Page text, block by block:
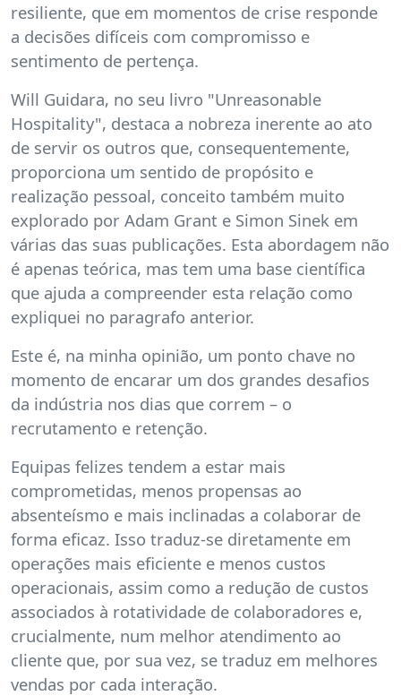
resiliente, que em momentos de crise responde
a decisões difíceis com compromisso e
sentimento de pertença.
Will Guidara, no seu livro "Unreasonable
Hospitality", destaca a nobreza inerente ao ato
de servir os outros que, consequentemente,
proporciona um sentido de propósito e
realização pessoal, conceito também muito
explorado por Adam Grant e Simon Sinek em
várias das suas publicações. Esta abordagem não
é apenas teórica, mas tem uma base científica
que ajuda a compreender esta relação como
expliquei no paragrafo anterior.
Este é, na minha opinião, um ponto chave no
momento de encarar um dos grandes desafios
da indústria nos dias que correm – o
recrutamento e retenção.
Equipas felizes tendem a estar mais
comprometidas, menos propensas ao
absenteísmo e mais inclinadas a colaborar de
forma eficaz. Isso traduz-se diretamente em
operações mais eficiente e menos custos
operacionais, assim como a redução de custos
associados à rotatividade de colaboradores e,
crucialmente, num melhor atendimento ao
cliente que, por sua vez, se traduz em melhores
vendas por cada interação.